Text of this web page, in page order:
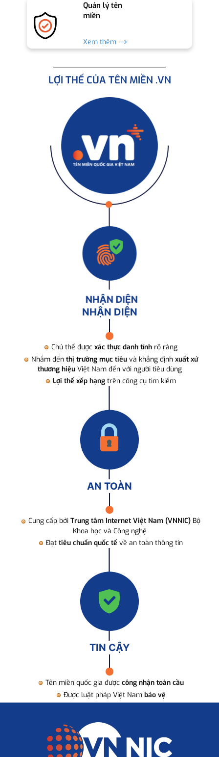
Quản lý tên
miền
Xem thêm ⟶
LỢI THẾ CỦA TÊN MIỀN .VN
NHẬN DIỆN
Chủ thể được xác thực danh tính rõ ràng
Nhắm đến thị trường mục tiêuvà khẳng định xuất xứ
thương hiệuViệt Nam đến với người tiêu dùng
Lợi thế xếp hạng trên công cụ tìm kiếm
AN TOÀN
Cung cấp bởi Trung tâm Internet Việt Nam (VNNIC) Bộ
Khoa học và Công nghệ
Đạt tiêu chuẩn quốc tế về an toàn thông tin
TIN CẬY
Tên miền quốc gia được công nhận toàn cầu
Được luật pháp Việt Nam bảo vệ